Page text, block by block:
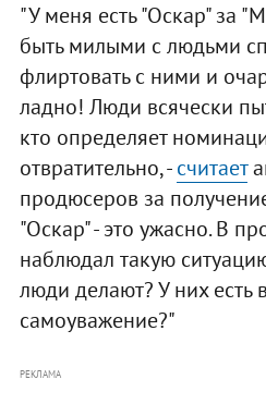
"У меня есть "Оскар" за
быть милыми с людьми
флиртовать с ними и
ладно! Люди всячески
кто определяет
отвратительно, -считает
продюсеров за
"Оскар" - это ужасно. В
наблюдал такую
люди делают? У них есть
самоуважение?"
РЕКЛАМА